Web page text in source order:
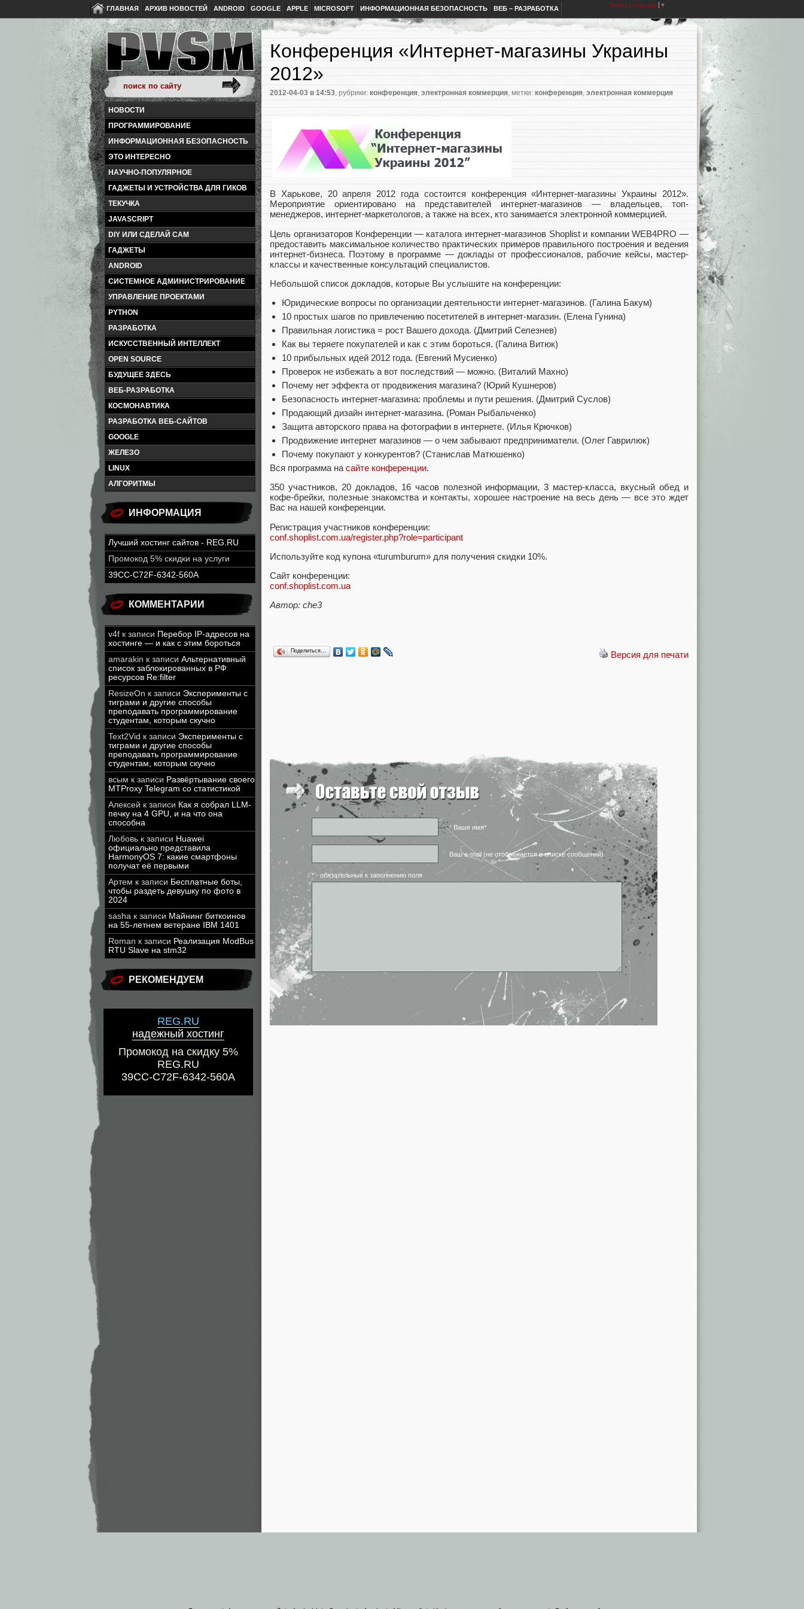
ГЛАВНАЯ АРХИВ НОВОСТЕЙ ANDROID GOOGLE APPLE MICROSOFT ИНФОРМАЦИОННАЯ БЕЗОПАСНОСТЬ ВЕБ – РАЗРАБОТКА Select Language ▼
НОВОСТИ
ПРОГРАММИРОВАНИЕ
ИНФОРМАЦИОННАЯ БЕЗОПАСНОСТЬ
ЭТО ИНТЕРЕСНО
НАУЧНО-ПОПУЛЯРНОЕ
ГАДЖЕТЫ И УСТРОЙСТВА ДЛЯ ГИКОВ
ТЕКУЧКА
JAVASCRIPT
DIY ИЛИ СДЕЛАЙ САМ
ГАДЖЕТЫ
ANDROID
СИСТЕМНОЕ АДМИНИСТРИРОВАНИЕ
УПРАВЛЕНИЕ ПРОЕКТАМИ
PYTHON
РАЗРАБОТКА
ИСКУССТВЕННЫЙ ИНТЕЛЛЕКТ
OPEN SOURCE
БУДУЩЕЕ ЗДЕСЬ
ВЕБ-РАЗРАБОТКА
КОСМОНАВТИКА
РАЗРАБОТКА ВЕБ-САЙТОВ
GOOGLE
ЖЕЛЕЗО
LINUX
АЛГОРИТМЫ
ИНФОРМАЦИЯ
Лучший хостинг сайтов - REG.RU
Промокод 5% скидки на услуги
39CC-C72F-6342-560A
КОММЕНТАРИИ
v4f к записи Перебор IP-адресов на
хостинге — и как с этим бороться
amarakin к записи Альтернативный
список заблокированных в РФ
ресурсов Re:filter
ResizeOn к записи Эксперименты с
тиграми и другие способы
преподавать программирование
студентам, которым скучно
Text2Vid к записи Эксперименты с
тиграми и другие способы
преподавать программирование
студентам, которым скучно
всым к записи Развёртывание своего
MTProxy Telegram со статистикой
Алексей к записи Как я собрал LLM-
печку на 4 GPU, и на что она
способна
Любовь к записи Huawei
официально представила
HarmonyOS 7: какие смартфоны
получат её первыми
Артем к записи Бесплатные боты,
чтобы раздеть девушку по фото в
2024
sasha к записи Майнинг биткоинов
на 55-летнем ветеране IBM 1401
Roman к записи Реализация ModBus
RTU Slave на stm32
РЕКОМЕНДУЕМ
REG.RU
надежный хостинг
Промокод на скидку 5%
REG.RU
39CC-C72F-6342-560A
Конференция «Интернет-магазины Украины
2012»
2012-04-03 в 14:53, рубрики: конференция, электронная коммерция, метки: конференция, электронная коммерция
В Харькове, 20 апреля 2012 года состоится конференция «Интернет-магазины Украины 2012».
Мероприятие ориентировано на представителей интернет-магазинов — владельцев, топ-
менеджеров, интернет-маркетологов, а также на всех, кто занимается электронной коммерцией.
Цель организаторов Конференции — каталога интернет-магазинов Shoplist и компании WEB4PRO —
предоставить максимальное количество практических примеров правильного построения и ведения
интернет-бизнеса. Поэтому в программе — доклады от профессионалов, рабочие кейсы, мастер-
классы и качественные консультаций специалистов.
Небольшой список докладов, которые Вы услышите на конференции:
Юридические вопросы по организации деятельности интернет-магазинов. (Галина Бакум)
10 простых шагов по привлечению посетителей в интернет-магазин. (Елена Гунина)
Правильная логистика = рост Вашего дохода. (Дмитрий Селезнев)
Как вы теряете покупателей и как с этим бороться. (Галина Витюк)
10 прибыльных идей 2012 года. (Евгений Мусиенко)
Проверок не избежать а вот последствий — можно. (Виталий Махно)
Почему нет эффекта от продвижения магазина? (Юрий Кушнеров)
Безопасность интернет-магазина: проблемы и пути решения. (Дмитрий Суслов)
Продающий дизайн интернет-магазина. (Роман Рыбальченко)
Защита авторского права на фотографии в интернете. (Илья Крючков)
Продвижение интернет магазинов — о чем забывают предприниматели. (Олег Гаврилюк)
Почему покупают у конкурентов? (Станислав Матюшенко)
Вся программа на сайте конференции.
350 участников, 20 докладов, 16 часов полезной информации, 3 мастер-класса, вкусный обед и
кофе-брейки, полезные знакомства и контакты, хорошее настроение на весь день — все это ждет
Вас на нашей конференции.
Регистрация участников конференции:
conf.shoplist.com.ua/register.php?role=participant
Используйте код купона «turumburum» для получения скидки 10%.
Сайт конференции:
conf.shoplist.com.ua
Автор: che3
Версия для печати
Поделиться…
* Ваше имя*
Ваш e-mail (не отображается в списке сообщений)
* - обязательные к заполнению поля